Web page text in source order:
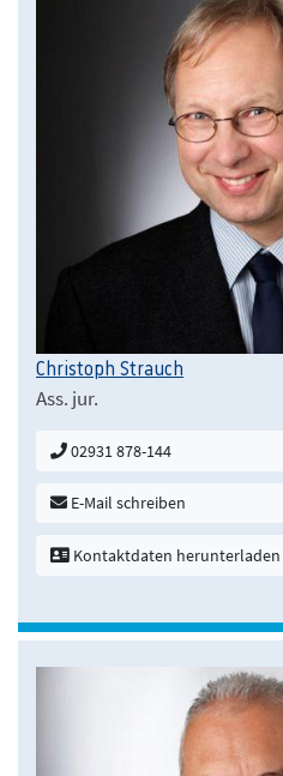
Christoph Strauch
Ass. jur.
02931 878-144
E-Mail schreiben
Kontaktdaten herunterladen